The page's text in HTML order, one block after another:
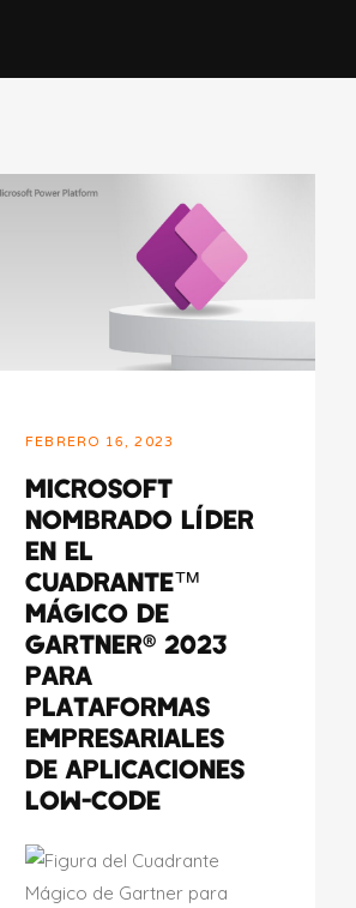
FEBRERO 16, 2023
MICROSOFT
NOMBRADO LÍDER
EN EL
CUADRANTE™
MÁGICO DE
GARTNER® 2023
PARA
PLATAFORMAS
EMPRESARIALES
DE APLICACIONES
LOW-CODE